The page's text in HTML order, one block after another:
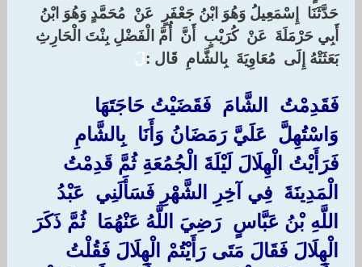
‏حَدَّثَنَا ‏ ‏إِسْمَعِيلُ وَهُوَ ابْنُ جَعْفَرٍ ‏ ‏عَنْ ‏ ‏مُحَمَّدٍ وَهُوَ ابْنُ
أَبِي حَرْمَلَةَ ‏ ‏عَنْ ‏ ‏كُرَيْبٍ ‏ ‏أَنَّ ‏ ‏أُمَّ الْفَضْلِ بِنْتَ الْحَارِثِ ‏
‏بَعَثَتْهُ إِلَى ‏ ‏مُعَاوِيَةَ ‏ ‏بِالشَّامِ ‏ ‏قَال : لَ
فَقَدِمْتُ ‏ ‏الشَّامَ ‏ ‏فَقَضَيْتُ حَاجَتَهَا ‏
‏وَاسْتُهِلَّ ‏ ‏عَلَيَّ رَمَضَانُ وَأَنَا ‏ ‏بِالشَّامِ ‏
‏فَرَأَيْتُ الْهِلَالَ لَيْلَةَ الْجُمُعَةِ ثُمَّ قَدِمْتُ ‏
‏الْمَدِينَةَ ‏ ‏فِي آخِرِ الشَّهْرِ فَسَأَلَنِي ‏ ‏عَبْدُ
اللَّهِ بْنُ عَبَّاسٍ ‏ ‏رَضِيَ اللَّهُ عَنْهُمَا ‏ ‏ثُمَّ ذَكَرَ
الْهِلَالَ فَقَالَ مَتَى رَأَيْتُمْ الْهِلَالَ فَقُلْتُ